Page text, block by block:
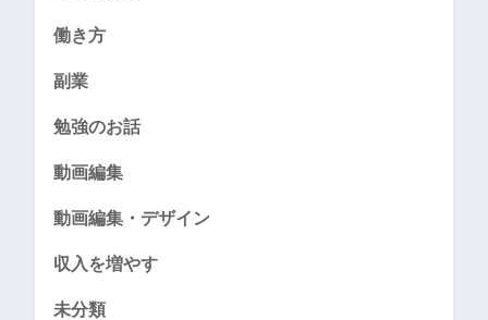
働き方
副業
勉強のお話
動画編集
動画編集・デザイン
収入を増やす
未分類